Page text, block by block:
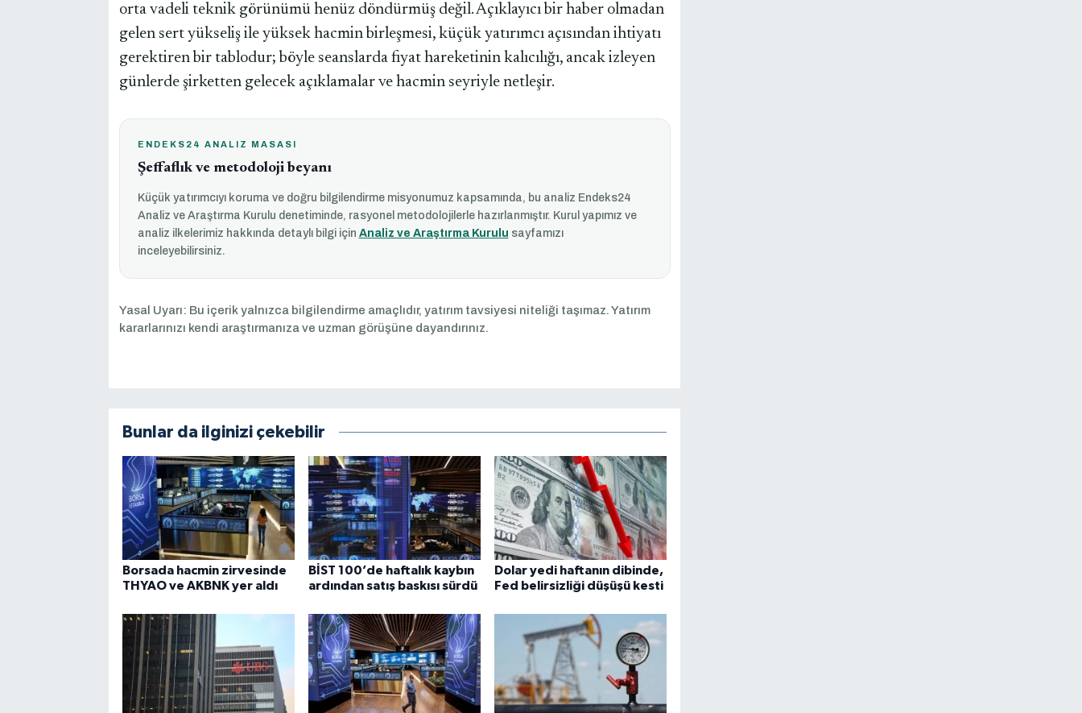
orta vadeli teknik görünümü henüz döndürmüş değil. Açıklayıcı bir haber olmadan
gelen sert yükseliş ile yüksek hacmin birleşmesi, küçük yatırımcı açısından ihtiyatı
gerektiren bir tablodur; böyle seanslarda fiyat hareketinin kalıcılığı, ancak izleyen
günlerde şirketten gelecek açıklamalar ve hacmin seyriyle netleşir.
ENDEKS24 ANALIZ MASASI
Şeffaflık ve metodoloji beyanı
Küçük yatırımcıyı koruma ve doğru bilgilendirme misyonumuz kapsamında, bu analiz Endeks24
Analiz ve Araştırma Kurulu denetiminde, rasyonel metodolojilerle hazırlanmıştır. Kurul yapımız ve
analiz ilkelerimiz hakkında detaylı bilgi için Analiz ve Araştırma Kurulu sayfamızı
inceleyebilirsiniz.
Yasal Uyarı: Bu içerik yalnızca bilgilendirme amaçlıdır, yatırım tavsiyesi niteliği taşımaz. Yatırım
kararlarınızı kendi araştırmanıza ve uzman görüşüne dayandırınız.
Bunlar da ilginizi çekebilir
Borsada hacmin zirvesinde
THYAO ve AKBNK yer aldı
BİST 100’de haftalık kaybın
ardından satış baskısı sürdü
Dolar yedi haftanın dibinde,
Fed belirsizliği düşüşü kesti